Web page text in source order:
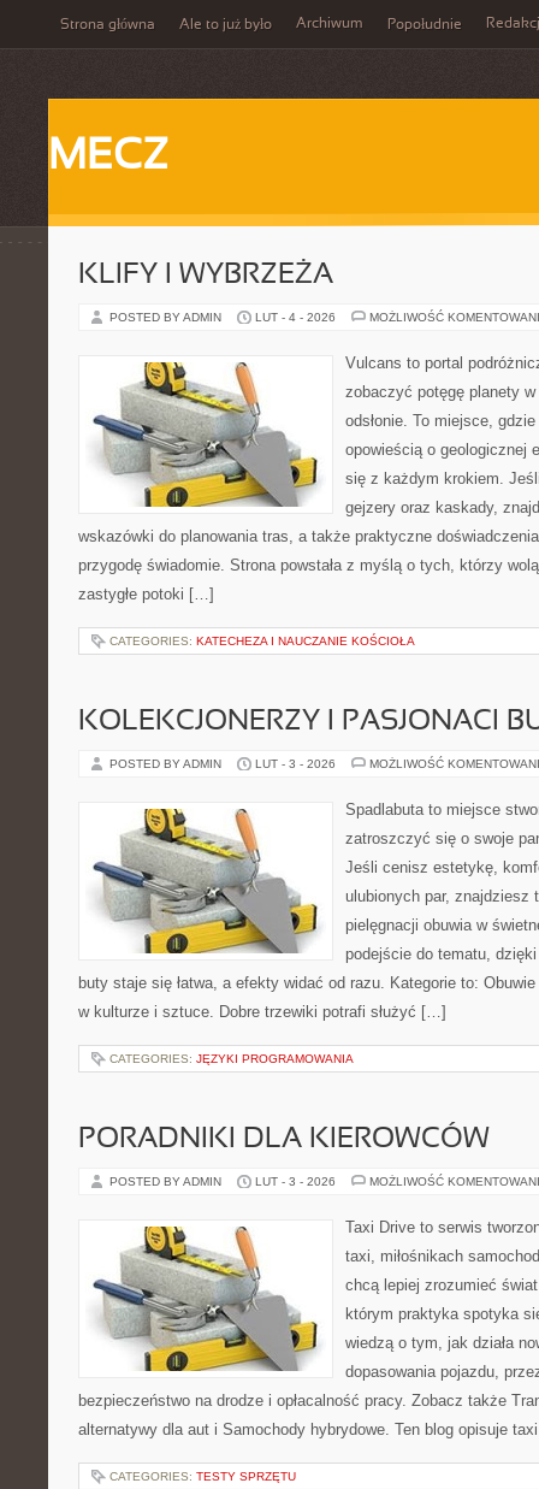
Strona główna Ale to już było Archiwum Popołudnie
MECZ
KLIFY I WYBRZEŻA
POSTED BY ADMIN LUT - 4 - 2026 MOŻLIWOŚĆ
Vulcans to portal
zobaczyć potęgę planety
odsłonie. To miejsce,
opowieścią o geologicznej
się z każdym krokiem.
gejzery oraz kaskady,
wskazówki do planowania tras, a także praktyczne
przygodę świadomie. Strona powstała z myślą o tych, którzy
zastygłe potoki […]
CATEGORIES: KATECHEZA I NAUCZANIE KOŚCIOŁA
KOLEKCJONERZY I PASJONACI
POSTED BY ADMIN LUT - 3 - 2026 MOŻLIWOŚĆ
Spadlabuta to miejsce
zatroszczyć się o swoje
Jeśli cenisz estetykę,
ulubionych par, znajdziesz
pielęgnacji obuwia w
podejście do tematu,
buty staje się łatwa, a efekty widać od razu. Kategorie to:
w kulturze i sztuce. Dobre trzewiki potrafi służyć […]
CATEGORIES: JĘZYKI PROGRAMOWANIA
PORADNIKI DLA KIEROWCÓW
POSTED BY ADMIN LUT - 3 - 2026 MOŻLIWOŚĆ
Taxi Drive to serwis
taxi, miłośnikach
chcą lepiej zrozumieć
którym praktyka spotyka
wiedzą o tym, jak działa
dopasowania pojazdu,
bezpieczeństwo na drodze i opłacalność pracy. Zobacz także
alternatywy dla aut i Samochody hybrydowe. Ten blog opisuje
CATEGORIES: TESTY SPRZĘTU